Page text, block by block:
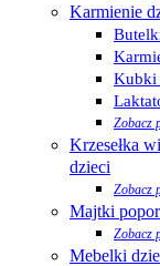
Karmienie
Kubki
Zobacz
Krzesełka
dzieci
Zobacz
Majtki
Zobacz
Mebelki